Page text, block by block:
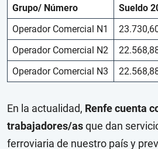
Grupo/ Número
Sueldo
Operador Comercial N1
Operador Comercial N2
Operador Comercial N3
En la actualidad, Renfe cuenta
trabajadores/asque dan
ferroviaria de nuestro país y